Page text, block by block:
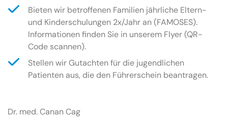
Bieten wir betroffenen Familien jährliche Eltern-
und Kinderschulungen 2x/Jahr an (FAMOSES).
Informationen finden Sie in unserem Flyer (QR-
Code scannen).
Stellen wir Gutachten für die jugendlichen
Patienten aus, die den Führerschein beantragen.
Dr. med. Canan Cag